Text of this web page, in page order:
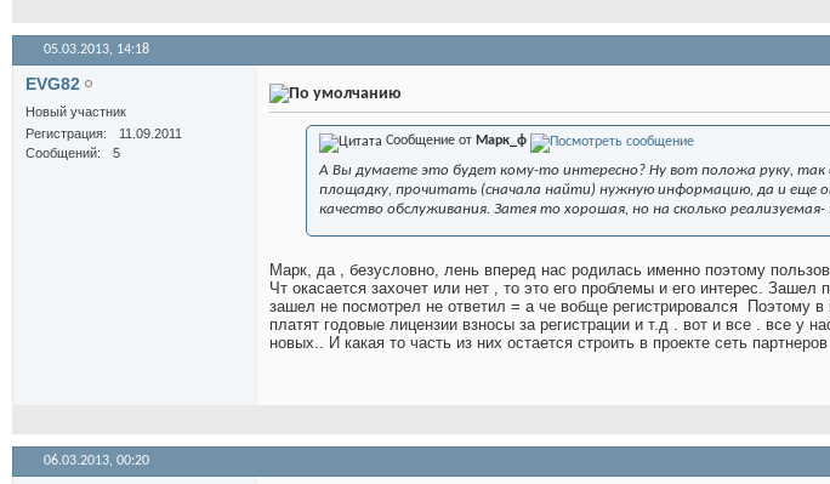
05.03.2013, 14:18
EVG82
Новый участник
Регистрация
11.09.2011
Сообщений
5
Сообщение от Марк_ф
А Вы думаете это будет кому-то интересно? Ну вот положа руку,
площадку, прочитать (сначала найти) нужную информацию, да и еще
качество обслуживания. Затея то хорошая, но на сколько реализуемая-
Марк, да , безусловно, лень вперед нас родилась именно поэтому
Чт окасается захочет или нет , то это его проблемы и его интерес.
зашел не посмотрел не ответил = а че вобще регистрировался
Поэтому в
платят годовые лицензии взносы за регистрации и т.д . вот и все . все у
новых.. И какая то часть из них остается строить в проекте сеть
06.03.2013, 00:20